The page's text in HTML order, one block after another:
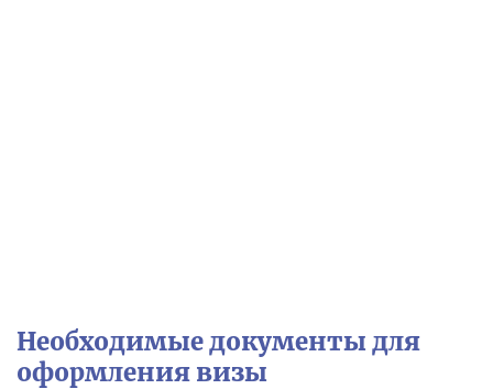
Необходимые документы для
оформления визы